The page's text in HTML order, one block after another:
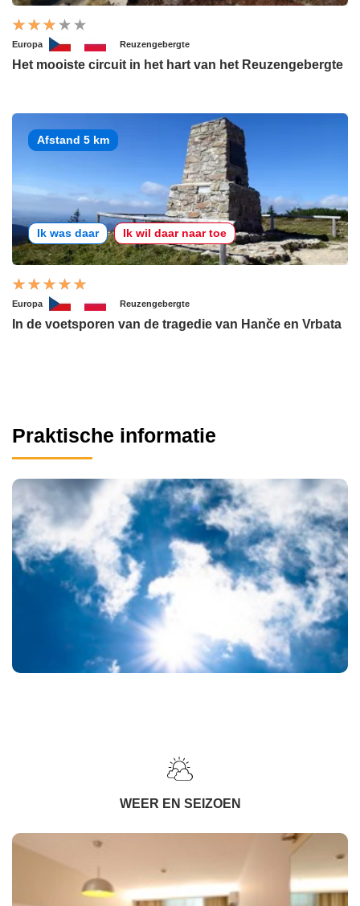
Europa Reuzengebergte
Het mooiste circuit in het hart van het Reuzengebergte
Afstand 5 km
Ik was daar Ik wil daar naar toe
Europa Reuzengebergte
In de voetsporen van de tragedie van Hanče en Vrbata
Praktische informatie
WEER EN SEIZOEN